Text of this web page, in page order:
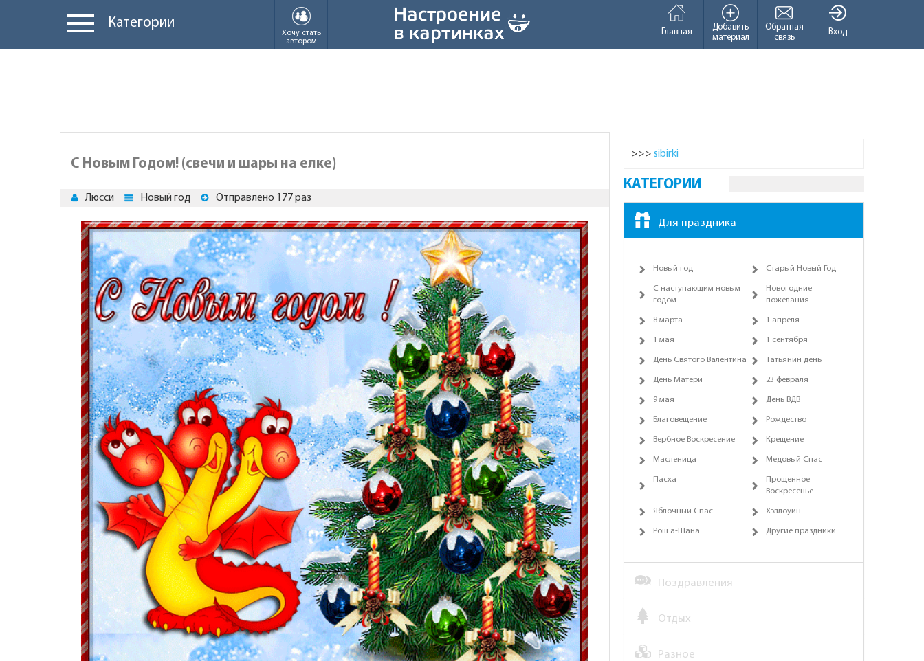
Категории
Хочу стать
автором
Вход
Обратная
связь
Добавить
материал
Главная
С Новым Годом! (свечи и шары на елке)
Люсси Новый год Отправлено 177 раз
>>> sibirki
КАТЕГОРИИ
Для праздника
Новый год Старый Новый Год
С наступающим новым
годом
Новогодние
пожелания
8 марта 1 апреля
1 мая 1 сентября
День Святого Валентина Татьянин день
День Матери 23 февраля
9 мая День ВДВ
Благовещение Рождество
Вербное Воскресение Крещение
Масленица Медовый Спас
Пасха
Прощенное
Воскресенье
Яблочный Спас Хэллоуин
Рош а-Шана Другие праздники
Поздравления
Отдых
Разное